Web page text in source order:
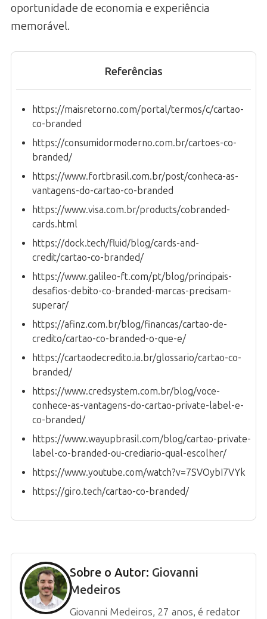
oportunidade de economia e experiência
memorável.
Referências
https://maisretorno.com/portal/termos/c/cartao-
co-branded
https://consumidormoderno.com.br/cartoes-co-
branded/
https://www.fortbrasil.com.br/post/conheca-as-
vantagens-do-cartao-co-branded
https://www.visa.com.br/products/cobranded-
cards.html
https://dock.tech/fluid/blog/cards-and-
credit/cartao-co-branded/
https://www.galileo-ft.com/pt/blog/principais-
desafios-debito-co-branded-marcas-precisam-
superar/
https://afinz.com.br/blog/financas/cartao-de-
credito/cartao-co-branded-o-que-e/
https://cartaodecredito.ia.br/glossario/cartao-co-
branded/
https://www.credsystem.com.br/blog/voce-
conhece-as-vantagens-do-cartao-private-label-e-
co-branded/
https://www.wayupbrasil.com/blog/cartao-private-
label-co-branded-ou-crediario-qual-escolher/
https://www.youtube.com/watch?v=7SVOybI7VYk
https://giro.tech/cartao-co-branded/
Sobre o Autor: Giovanni
Medeiros
Giovanni Medeiros, 27 anos, é redator